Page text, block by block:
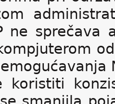
ne sprečava
koristiti